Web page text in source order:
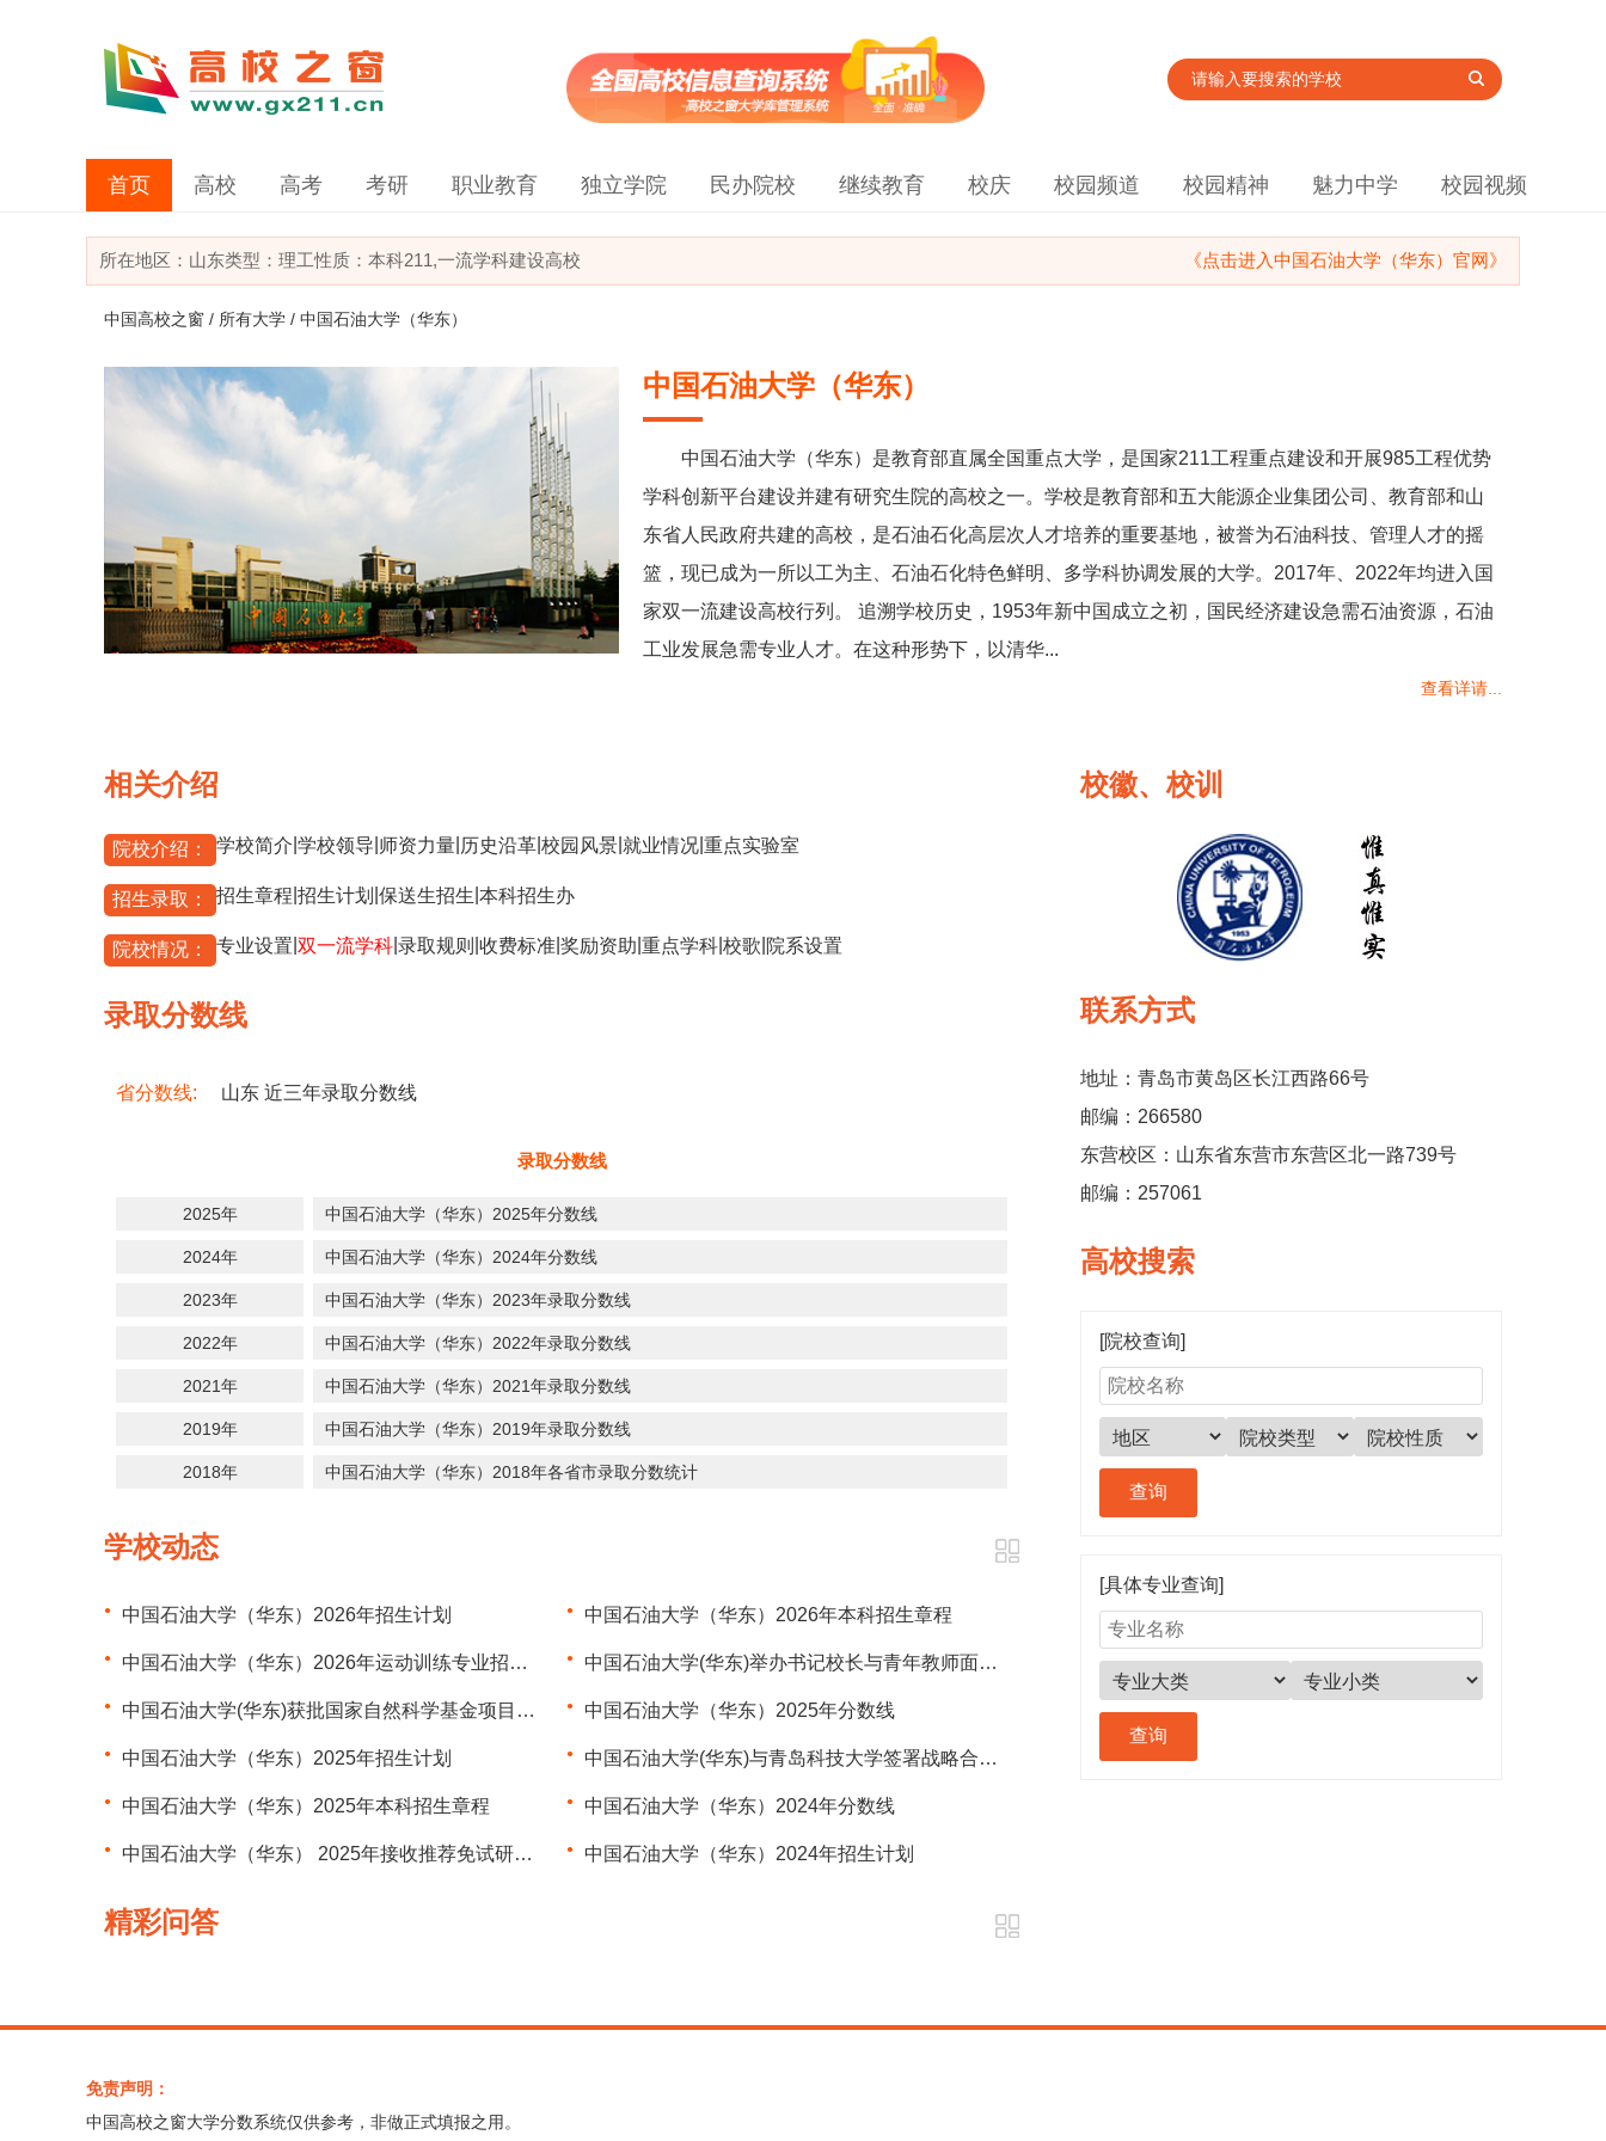
首页 高校 高考 考研 职业教育 独立学院 民办院校 继续教育 校庆 校园频道 校园精神 魅力中学 校园视频
所在地区： 山东类型： 理工性质：本科211,一流学科建设高校 《点击进入中国石油大学（华东）官网》
中国高校之窗 / 所有大学 / 中国石油大学（华东）
中国石油大学（华东）
中国石油大学（华东）是教育部直属全国重点大学，是国家211工程重点建设和开展985工程优势
学科创新平台建设并建有研究生院的高校之一。学校是教育部和五大能源企业集团公司、教育部和山
东省人民政府共建的高校，是石油石化高层次人才培养的重要基地，被誉为石油科技、管理人才的摇
篮，现已成为一所以工为主、石油石化特色鲜明、多学科协调发展的大学。2017年、2022年均进入国
家双一流建设高校行列。 追溯学校历史，1953年新中国成立之初，国民经济建设急需石油资源，石油
工业发展急需专业人才。在这种形势下，以清华...
查看详请...
相关介绍
院校介绍： 学校简介 学校领导 师资力量 历史沿革 校园风景 就业情况 重点实验室
招生录取： 招生章程 招生计划 保送生招生 本科招生办
院校情况： 专业设置 双一流学科 录取规则 收费标准 奖励资助 重点学科 校歌 院系设置
录取分数线
省分数线: 山东 近三年录取分数线
录取分数线
2025年 中国石油大学（华东）2025年分数线
2024年 中国石油大学（华东）2024年分数线
2023年 中国石油大学（华东）2023年录取分数线
2022年 中国石油大学（华东）2022年录取分数线
2021年 中国石油大学（华东）2021年录取分数线
2019年 中国石油大学（华东）2019年录取分数线
2018年 中国石油大学（华东）2018年各省市录取分数统计
学校动态
中国石油大学（华东）2026年招生计划 中国石油大学（华东）2026年本科招生章程
中国石油大学（华东）2026年运动训练专业招生简章 中国石油大学(华东)举办书记校长与青年教师面对面活动
中国石油大学(华东)获批国家自然科学基金项目123项 中国石油大学（华东）2025年分数线
中国石油大学（华东）2025年招生计划 中国石油大学(华东)与青岛科技大学签署战略合作协议
中国石油大学（华东）2025年本科招生章程 中国石油大学（华东）2024年分数线
中国石油大学（华东） 2025年接收推荐免试研究生预报名通知 中国石油大学（华东）2024年招生计划
精彩问答
校徽、校训
联系方式
地址：青岛市黄岛区长江西路66号
邮编：266580
东营校区：山东省东营市东营区北一路739号
邮编：257061
高校搜索
[院校查询]
[具体专业查询]
免责声明：
中国高校之窗大学分数系统仅供参考，非做正式填报之用。